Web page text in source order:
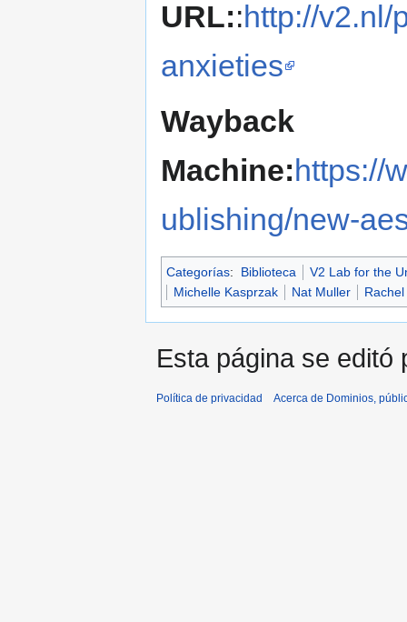
URL::http://v2.nl/
anxieties
Wayback
Machine:https://
ublishing/new-
Categorías: Biblioteca
V2 Lab for the
Michelle Kasprzak
Nat Muller
Esta página se editó
Política de privacidad Acerca de Dominios,